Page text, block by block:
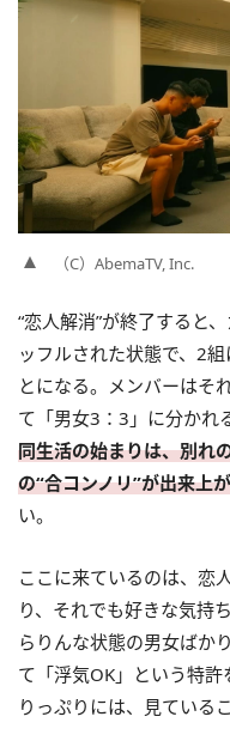
（C）AbemaTV, Inc.
“恋人解消”が終了すると
ッフルされた状態で、2
とになる。メンバーはそ
て「男女3：3」に分か
同生活の始まりは、別れ
の“合コンノリ”が出来上
い。
ここに来ているのは、恋
り、それでも好きな気持
らりんな状態の男女ばか
て「浮気OK」という特
りっぷりには、見ている